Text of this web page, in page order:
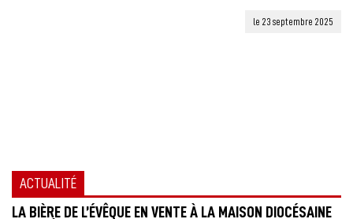
ACTUALITÉ
le 23 septembre 2025
LA BIÈRE DE L’ÉVÊQUE EN VENTE À LA MAISON DIOCÉSAINE